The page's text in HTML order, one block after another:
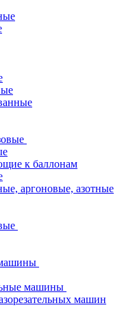
к баллонам
аргоновые, азотные
машины
машины
машин